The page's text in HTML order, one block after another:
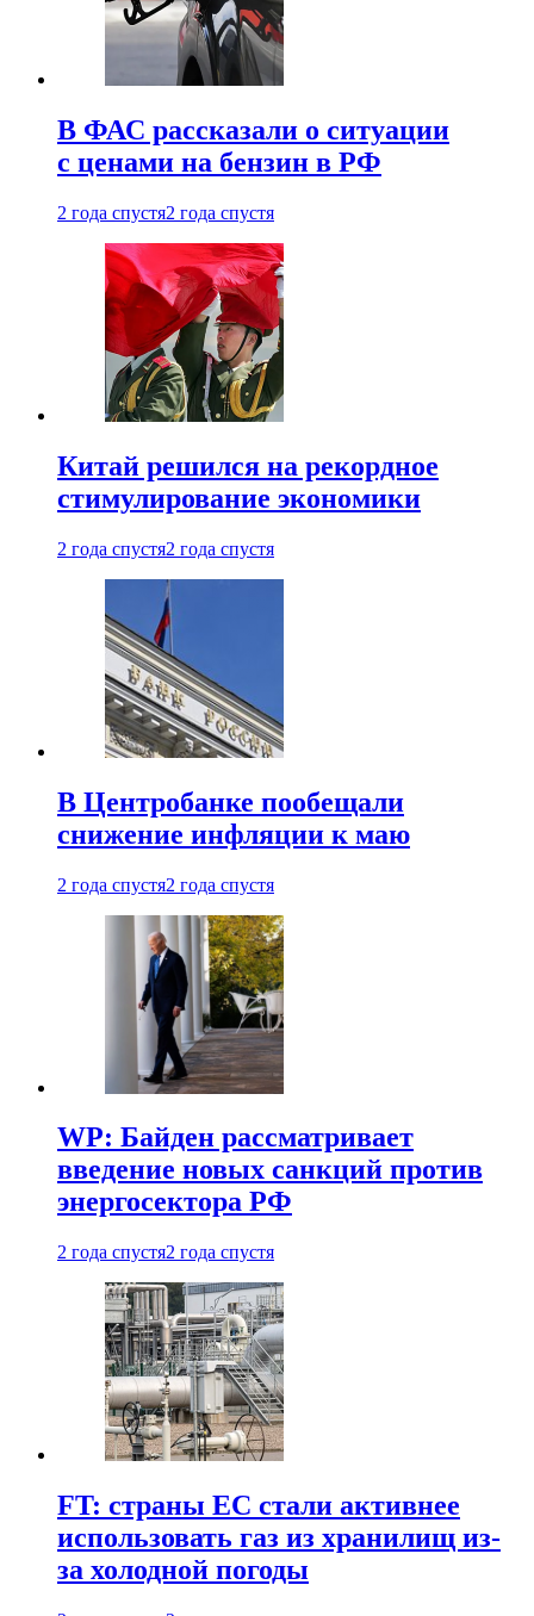
В ФАС рассказали о ситуации
с ценами на бензин в РФ
2 года спустя2 года спустя
Китай решился на рекордное
стимулирование экономики
2 года спустя2 года спустя
В Центробанке пообещали
снижение инфляции к маю
2 года спустя2 года спустя
WP: Байден рассматривает
введение новых санкций против
энергосектора РФ
2 года спустя2 года спустя
FT: страны ЕС стали активнее
использовать газ из хранилищ из-
за холодной погоды